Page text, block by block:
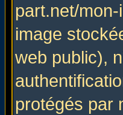
part.net/
image
web public),
protégés par